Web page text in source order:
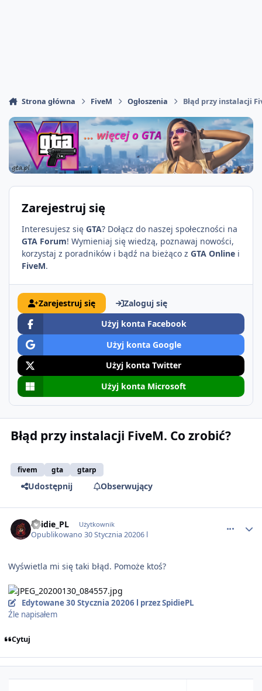
Strona główna FiveM Ogłoszenia Błąd przy instalacji
Zarejestruj się
Interesujesz się GTA? Dołącz do naszej społeczności na
GTA Forum! Wymieniaj się wiedzą, poznawaj nowości,
korzystaj z poradników i bądź na bieżąco z GTA Online i
FiveM.
Zarejestruj się
Zaloguj się
Użyj konta Facebook
Użyj konta Google
Użyj konta Twitter
Użyj konta Microsoft
Błąd przy instalacji FiveM. Co zrobić?
fivem gta gtarp
Udostępnij Obserwujący
Spidie_PL Użytkownik
Opublikowano30 Stycznia 20206 l
Wyświetla mi się taki błąd. Pomoże ktoś?
Edytowane30 Stycznia 20206 l przez SpidiePL
Źle napisałem
Cytuj